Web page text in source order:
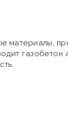
материалы,
газобетон